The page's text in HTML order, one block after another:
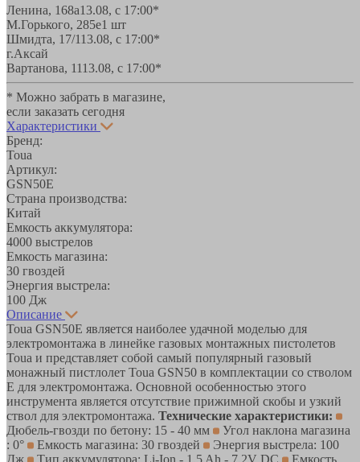
Ленина, 168а13.08, с 17:00*
М.Горького, 285е1 шт
Шмидта, 17/113.08, с 17:00*
г.Аксай
Вартанова, 1113.08, с 17:00*
* Можно забрать в магазине,
если заказать сегодня
Характеристики
Бренд:
Toua
Артикул:
GSN50E
Страна производства:
Китай
Емкость аккумулятора:
4000 выстрелов
Емкость магазина:
30 гвоздей
Энергия выстрела:
100 Дж
Описание
Toua GSN50E является наиболее удачной моделью для
электромонтажа в линейке газовых монтажных пистолетов
Toua и представляет собой самый популярный газовый
монажный пистлолет Toua GSN50 в комплектации со стволом
Е для электромонтажа. Основной особенностью этого
инструмента является отсутствие прижимной скобы и узкий
ствол для электромонтажа. Технические характеристики:
Дюбель-гвозди по бетону: 15 - 40 мм
Угол наклона магазина
: 0°
Емкость магазина: 30 гвоздей
Энергия выстрела: 100
Дж
Тип аккумулятора: Li-Ion - 1,5 Ah - 7,2V DC
Емкость